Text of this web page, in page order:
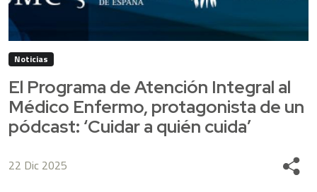
Noticias
El Programa de Atención Integral al
Médico Enfermo, protagonista de un
pódcast: ‘Cuidar a quién cuida’
22 Dic 2025 Share